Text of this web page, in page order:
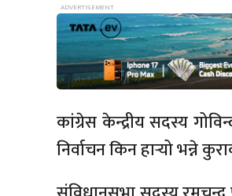
कांग्रेस केन्द्रीय सदस्य
निर्वाचन किन हार्‍यो भन्ने